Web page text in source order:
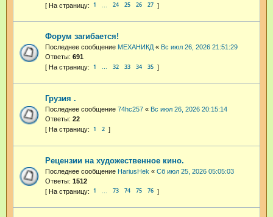
1 24 25 26 27
Форум загибается!
Последнее сообщение МЕХАНИКД « Вс июл 26, 2026 21:51:29
Ответы: 691
1 … 32 33 34 35
Грузия .
Последнее сообщение 74hc257 « Вс июл 26, 2026 20:15:14
Ответы: 22
1 2
Рецензии на художественное кино.
Последнее сообщение HariusHek « Сб июл 25, 2026 05:05:03
Ответы: 1512
1 73 74 75 76